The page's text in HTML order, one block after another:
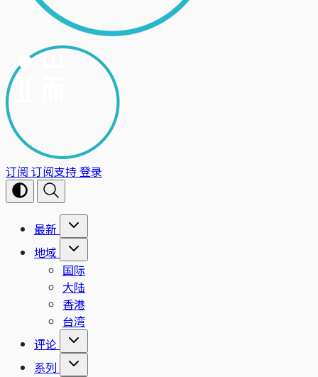
订阅 订阅支持登录
最新
地域
国际
大陆
香港
台湾
评论
系列